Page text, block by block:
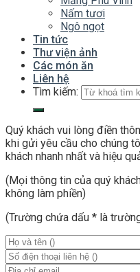
Nấm tươi
Ngô ngọt
Tin tức
Thư viện ảnh
Các món ăn
Liên hệ
Tìm kiếm:
Quý khách vui lòng điền
khi gửi yêu cầu cho chúng
khách nhanh nhất và hiệu
(Mọi thông tin của quý
không làm phiền)
(Trường chứa dấu * là